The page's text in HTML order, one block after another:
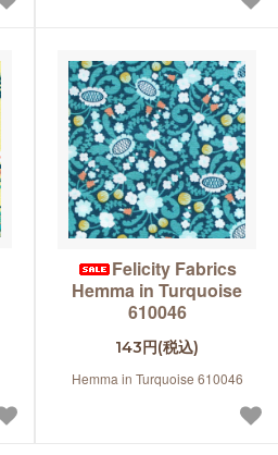
Felicity Fabrics
Hemma in Turquoise
610046
143円(税込)
Hemma in Turquoise 610046